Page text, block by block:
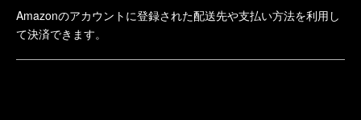
Amazonのアカウントに登録された配送先や支払い方法を利用し
て決済できます。